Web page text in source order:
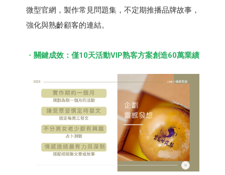
微型官網，製作常見問題集，不定期推播品牌故事，
強化與熟齡顧客的連結。
關鍵成效：僅10天活動VIP熟客方案創造60萬業績